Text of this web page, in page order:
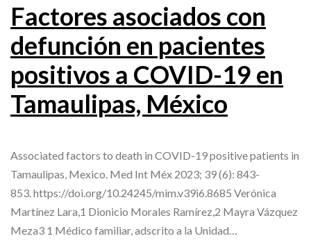
Factores asociados con
defunción en pacientes
positivos a COVID-19 en
Tamaulipas, México
Associated factors to death in COVID-19 positive patients in
Tamaulipas, Mexico. Med Int Méx 2023; 39 (6): 843-
853. https://doi.org/10.24245/mim.v39i6.8685 Verónica
Martínez Lara,1 Dionicio Morales Ramírez,2 Mayra Vázquez
Meza3 1 Médico familiar, adscrito a la Unidad…